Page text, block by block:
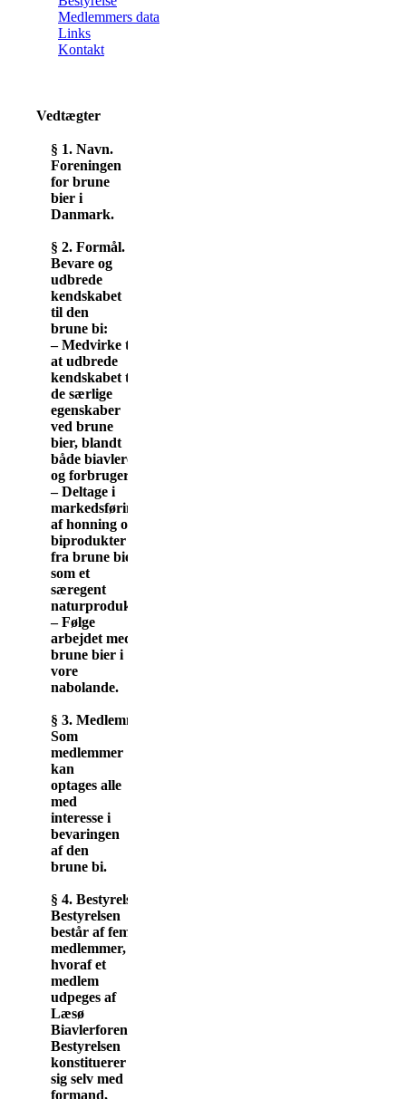
Medlemmers data
Links
Kontakt
Vedtægter
§ 1. Navn.
Foreningen
for brune
bier i
Danmark.
§ 2. Formål.
Bevare og
udbrede
kendskabet
til den
brune bi:
– Medvirke til
at udbrede
kendskabet til
de særlige
egenskaber
ved brune
bier, blandt
både biavlere
og forbrugere.
– Deltage i
markedsføring
af honning og
biprodukter
fra brune bier
som et
særegent
naturprodukt.
– Følge
arbejdet med
brune bier i
vore
nabolande.
§ 3. Medlemmer.
Som
medlemmer
kan
optages alle
med
interesse i
bevaringen
af den
brune bi.
§ 4. Bestyrelse.
Bestyrelsen
består af fem
medlemmer,
hvoraf et
medlem
udpeges af
Læsø
Biavlerforening.
Bestyrelsen
konstituerer
sig selv med
formand,